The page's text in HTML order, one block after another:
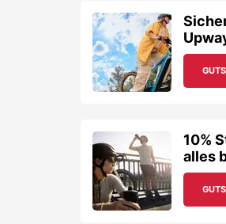
10%
alles